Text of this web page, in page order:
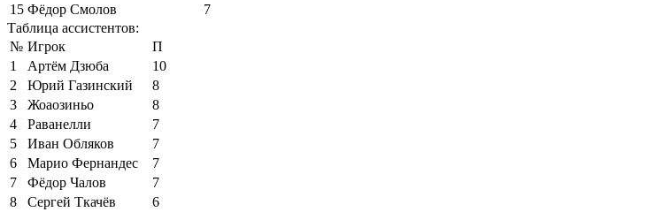
15 Фёдор Смолов
7
Таблица ассистентов:
№ Игрок
П
1
Артём Дзюба
10
2
Юрий Газинский
8
3
Жоаозиньо
8
4
Раванелли
7
5
Иван Обляков
7
6
Марио Фернандес
7
7
Фёдор Чалов
7
8
Сергей Ткачёв
6